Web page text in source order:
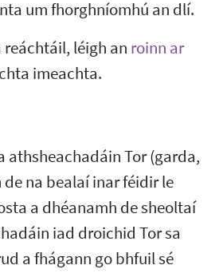
um fhorghníomhú an dlí.
léigh an roinn ar
imeachta.
athsheachadáin Tor (garda,
na bealaí inar féidir le
a dhéanamh de sheoltaí
iad droichid Tor sa
a fhágann go bhfuil sé